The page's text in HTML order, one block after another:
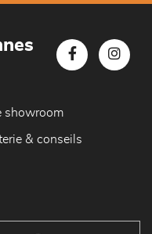
showroom
& conseils